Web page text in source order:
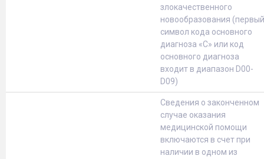
злокачественного
новообразования (первый
символ кода основного
диагноза «С» или код
основного диагноза
входит в диапазон D00-
D09)
Сведения о законченном
случае оказания
медицинской помощи
включаются в счет при
наличии в одном из